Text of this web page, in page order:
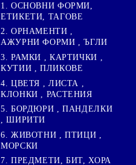
1. ОСНОВНИ ФОРМИ,
ЕТИКЕТИ, ТАГОВЕ
2. ОРНАМЕНТИ ,
АЖУРНИ ФОРМИ , ЪГЛИ
3. РАМКИ , КАРТИЧКИ ,
КУТИИ , ПЛИКОВЕ
4. ЦВЕТЯ , ЛИСТА ,
КЛОНКИ , РАСТЕНИЯ
5. БОРДЮРИ , ПАНДЕЛКИ
, ШИРИТИ
6. ЖИВОТНИ , ПТИЦИ ,
МОРСКИ
7. ПРЕДМЕТИ, БИТ, ХОРА